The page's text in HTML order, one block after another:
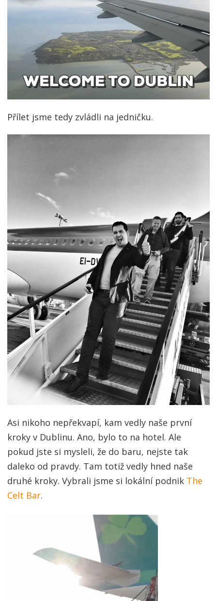
Přílet jsme tedy zvládli na jedničku.
Asi nikoho nepřekvapí, kam vedly naše první
kroky v Dublinu. Ano, bylo to na hotel. Ale
pokud jste si mysleli, že do baru, nejste tak
daleko od pravdy. Tam totiž vedly hned naše
druhé kroky. Vybrali jsme si lokální podnik The
Celt Bar.